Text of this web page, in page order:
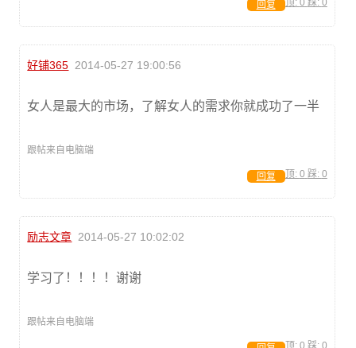
顶: 0 踩: 0
回复
好铺365 2014-05-27 19:00:56
女人是最大的市场，了解女人的需求你就成功了一半
跟帖来自电脑端
顶: 0 踩: 0
回复
励志文章 2014-05-27 10:02:02
学习了！！！！谢谢
跟帖来自电脑端
顶: 0 踩: 0